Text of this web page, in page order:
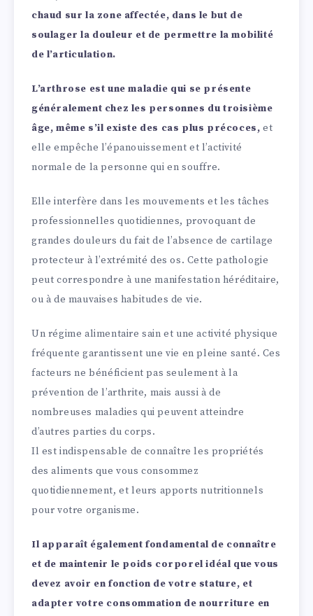
chaud sur la zone affectée, dans le but de
soulager la douleur et de permettre la mobilité
de l’articulation.
L’arthrose est une maladie qui se présente
généralement chez les personnes du troisième
âge, même s’il existe des cas plus précoces, et
elle empêche l’épanouissement et l’activité
normale de la personne qui en souffre.
Elle interfère dans les mouvements et les tâches
professionnelles quotidiennes, provoquant de
grandes douleurs du fait de l’absence de cartilage
protecteur à l’extrémité des os. Cette pathologie
peut correspondre à une manifestation héréditaire,
ou à de mauvaises habitudes de vie.
Un régime alimentaire sain et une activité physique
fréquente garantissent une vie en pleine santé. Ces
facteurs ne bénéficient pas seulement à la
prévention de l’arthrite, mais aussi à de
nombreuses maladies qui peuvent atteindre
d’autres parties du corps.
Il est indispensable de connaître les propriétés
des aliments que vous consommez
quotidiennement, et leurs apports nutritionnels
pour votre organisme.
Il apparaît également fondamental de connaître
et de maintenir le poids corporel idéal que vous
devez avoir en fonction de votre stature, et
adapter votre consommation de nourriture en